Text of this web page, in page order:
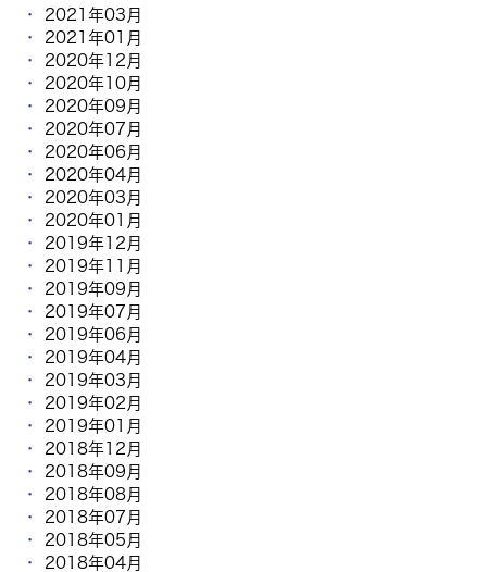
2021年03月
2021年01月
2020年12月
2020年10月
2020年09月
2020年07月
2020年06月
2020年04月
2020年03月
2020年01月
2019年12月
2019年11月
2019年09月
2019年07月
2019年06月
2019年04月
2019年03月
2019年02月
2019年01月
2018年12月
2018年09月
2018年08月
2018年07月
2018年05月
2018年04月